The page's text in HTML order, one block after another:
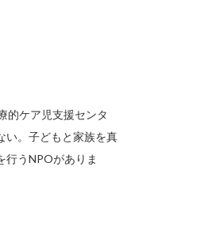
的ケア児支援センタ
い。子どもと家族を真
行うNPOがありま